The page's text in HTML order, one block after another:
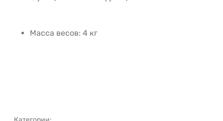
Масса весов: 4 кг